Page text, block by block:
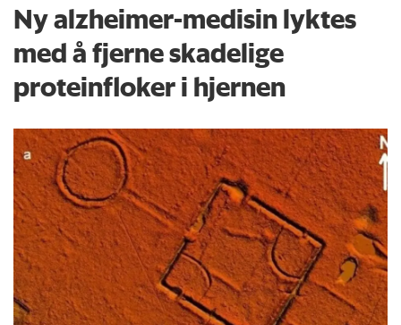
Ny alzheimer-medisin lyktes
med å fjerne skadelige
proteinfloker i hjernen